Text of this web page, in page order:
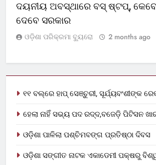
ଦୟନୀୟ ଅବସ୍ଥାରେ ବସ୍‌ ଷ୍ଟପ୍‌,
ଦେବେ ସରକାର
ଓଡ଼ିଶା ପରିକ୍ରମା ବ୍ୟୁରୋ 2 months ago
୧୧ ବଲ୍‌ରେ ହାପ୍ ସେଞ୍ଚୁରୀ, ସୂର୍ଯ୍ୟବଂଶୀଙ୍କ
ହେଲା ନାହିଁ ସଭ୍ୟ ପଦ ରଦ୍ଦ,ବଜେଡ଼ି ପିଟିସନ
ଓଡ଼ିଶା ପାଳିଲା ପଶ୍ଚିମବଙ୍ଗ ପ୍ରତିଷ୍ଠା ଦିବସ
ଓଡ଼ିଶା ସଙ୍ଗୀତ ନାଟକ ଏକାଡେମୀ ପକ୍ଷରୁ